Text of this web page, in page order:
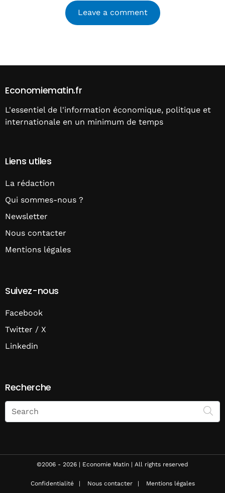
Economiematin.fr
L'essentiel de l'information économique, politique et
internationale en un minimum de temps
Liens utiles
La rédaction
Qui sommes-nous ?
Newsletter
Nous contacter
Mentions légales
Suivez-nous
Facebook
Twitter / X
Linkedin
Recherche
Search
on
Economie
©2006 - 2026 | Economie Matin | All rights reserved
Confidentialité Nous contacter Mentions légales